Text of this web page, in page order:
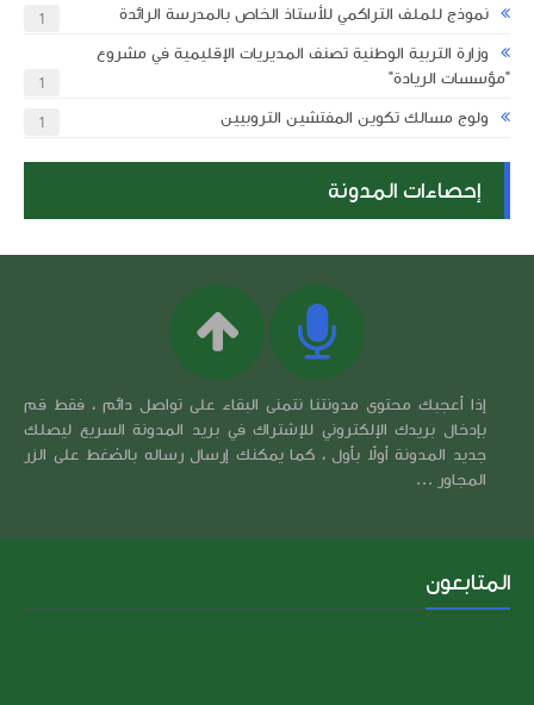
نموذج للملف التراكمي للأستاذ الخاص بالمدرسة الرائدة 1
وزارة التربية الوطنية تصنف المديريات الإقليمية في مشروع
"مؤسسات الريادة"
1
ولوج مسالك تكوين المفتشين التروبيين 1
إحصاءات المدونة
إذا أعجبك محتوى مدونتنا نتمنى البقاء على تواصل دائم ، فقط قم
بإدخال بريدك الإلكتروني للإشتراك في بريد المدونة السريع ليصلك
جديد المدونة أولاً بأول ، كما يمكنك إرسال رساله بالضغط على الزر
المجاور ...
المتابعون